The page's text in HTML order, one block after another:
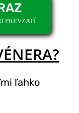
PREVZATÍ
ľahko